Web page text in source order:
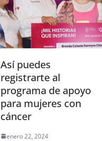
Así puedes
registrarte al
programa de apoyo
para mujeres con
cáncer
enero 22, 2024